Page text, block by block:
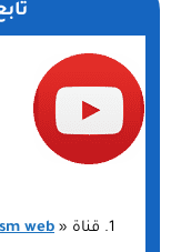
قناة « web